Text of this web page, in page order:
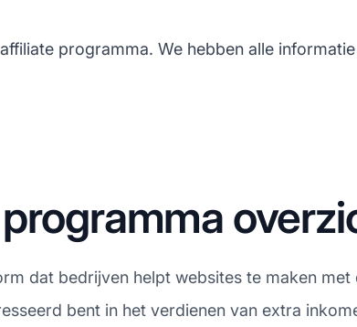
programma. We hebben alle
dat bedrijven helpt websites te maken
bent in het verdienen van extra